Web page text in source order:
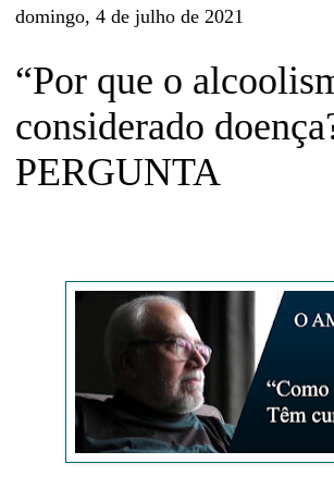
domingo, 4 de julho de 2021
“Por que o
considerado
PERGUNTA